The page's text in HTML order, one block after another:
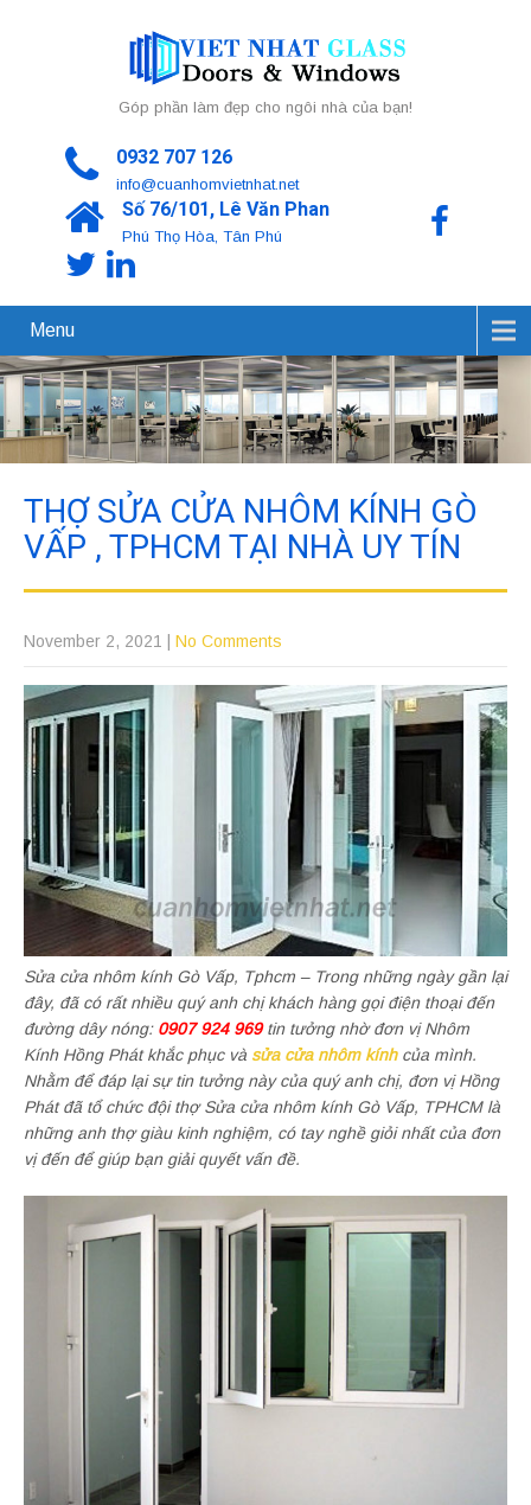
Góp phần làm đẹp cho ngôi nhà của bạn!
0932 707 126
info@cuanhomvietnhat.net
Số 76/101, Lê Văn Phan
Phú Thọ Hòa, Tân Phú
Menu
THỢ SỬA CỬA NHÔM KÍNH GÒ
VẤP , TPHCM TẠI NHÀ UY TÍN
November 2, 2021 | No Comments
Sửa cửa nhôm kính Gò Vấp, Tphcm – Trong những ngày gần lại
đây, đã có rất nhiều quý anh chị khách hàng gọi điện thoại đến
đường dây nóng:0907 924 969tin tưởng nhờ đơn vị Nhôm
Kính Hồng Phát khắc phục và sửa cửa nhôm kínhcủa mình.
Nhằm để đáp lại sự tin tưởng này của quý anh chị, đơn vị Hồng
Phát đã tổ chức đội thợ Sửa cửa nhôm kính Gò Vấp, TPHCM là
những anh thợ giàu kinh nghiệm, có tay nghề giỏi nhất của đơn
vị đến để giúp bạn giải quyết vấn đề.